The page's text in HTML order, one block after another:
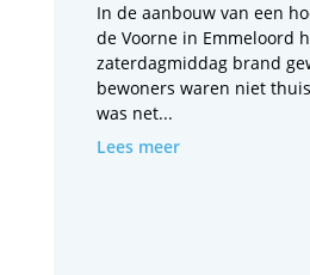
In de aanbouw van een
de Voorne in Emmeloord
zaterdagmiddag brand
bewoners waren niet
was net...
Lees meer